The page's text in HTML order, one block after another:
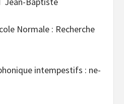
Normale : Recherche
intempestifs : ne-